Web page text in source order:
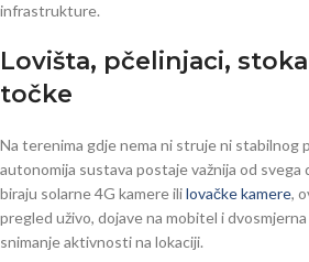
infrastrukture.
Lovišta, pčelinjaci,
točke
Na terenima gdje nema ni struje ni stabilnog
autonomija sustava postaje važnija od svega
biraju solarne 4G kamere ililovačke kamere,
pregled uživo, dojave na mobitel i
snimanje aktivnosti na lokaciji.